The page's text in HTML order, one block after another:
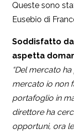
Queste sono
Eusebio di
Soddisfatto
aspetta
“Del mercato
mercato io non
portafoglio in
direttore ha
opportuni, ora